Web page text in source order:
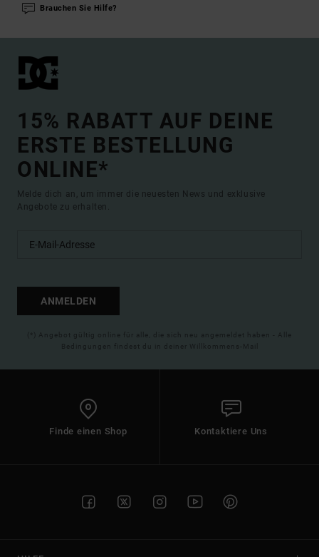
Brauchen Sie Hilfe?
15% RABATT AUF DEINE
ERSTE BESTELLUNG
ONLINE*
Melde dich an, um immer die neuesten News und exklusive
Angebote zu erhalten.
ANMELDEN
(*) Angebot gültig online für alle, die sich neu angemeldet haben - Alle
Bedingungen findest du in deiner Willkommens-Mail
Finde einen Shop Kontaktiere Uns